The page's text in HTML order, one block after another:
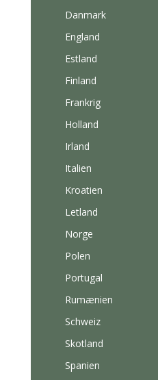
Danmark
England
Estland
Finland
Frankrig
Holland
Irland
Italien
Kroatien
Letland
Norge
Polen
Portugal
Rumænien
Schweiz
Skotland
Spanien